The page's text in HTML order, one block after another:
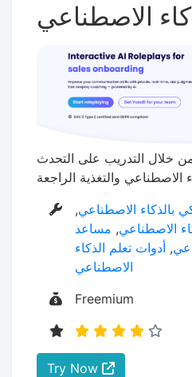
الاصطناعي
خلال التدريب على التحدث
بالذكاء الاصطناعي,
الاصطناعي, مساعد
, أدوات تعلم الذكاء
الاصطناعي
Freemium
Try Now